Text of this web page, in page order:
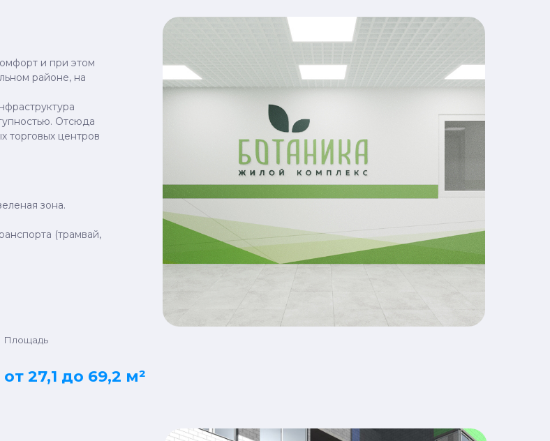
и при этом
районе, на
Отсюда
торговых центров
зона.
(трамвай,
Площадь
от 27,1 до 69,2 м²